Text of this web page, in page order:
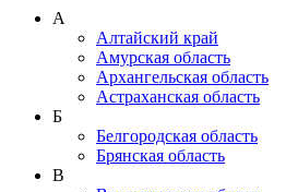
А
Алтайский край
Амурская область
Архангельская область
Астраханская область
Б
Белгородская область
Брянская область
В